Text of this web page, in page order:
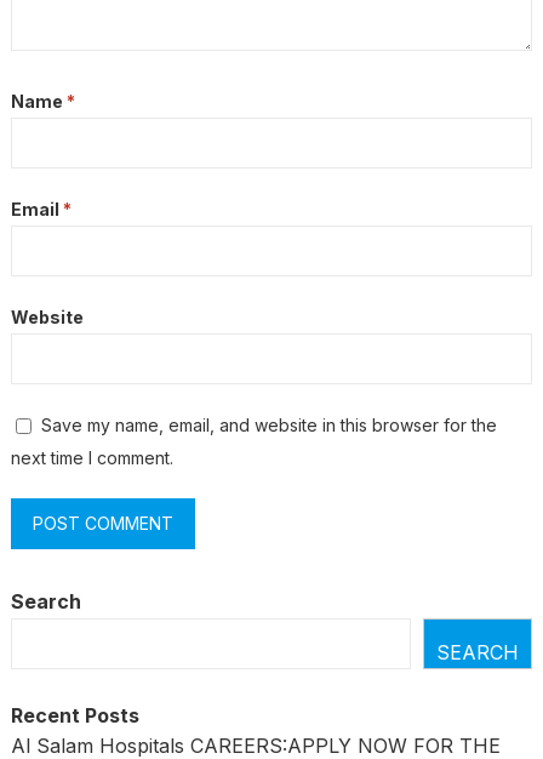
Name *
Email *
Website
Save my name, email, and website in this browser for the
next time I comment.
Search
SEARCH
Recent Posts
Al Salam Hospitals CAREERS:APPLY NOW FOR THE